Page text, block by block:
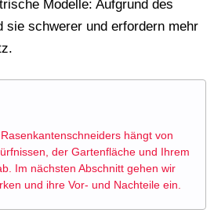
Modelle: Aufgrund des
sie schwerer und erfordern mehr
hängt von
der Gartenfläche und Ihrem
Im nächsten Abschnitt gehen wir
und ihre Vor- und Nachteile ein.